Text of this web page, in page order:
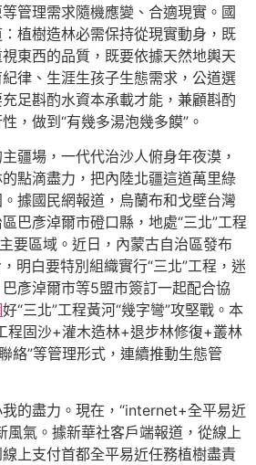
管理需求隨機應變、合適現實。國
植樹造林必需保持從現實動身，既
東西的品質，既要依據天然地輿天
律、生涯生孩子生態需求，公道選
足斟酌水資本承載才能，兼顧斟酌
，做到“有幾多湯泡幾多饃”。
疆場，一代代治沙人俯身年夜漠，
點滴盡力，把內陸北疆這道萬里綠
據國民網報道，烏蘭布和戈壁台灣
巴彥淖爾市磴口縣，地處“三北”工程
要區域。近日，內蒙古自治區發布
明白要特別組織實行“三北”工程，迷
彥淖爾市等5盟市簽訂一起配合協
好“三北”工程黃河“幾字彎”攻堅戰。本
程固沙+灌木造林+退步林修復+叢林
絡”等管理形式，連續推動生態管
的盡力。現在，“internet+全平易近
風氣。據新華社客戶端報道，從線上
上支付首都全平易近任務植樹盡責